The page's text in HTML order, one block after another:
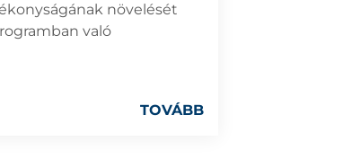
növelését
való
TOVÁBB